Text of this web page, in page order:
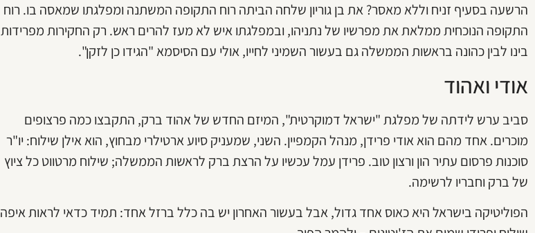
הרשעה בסעיף זניח וללא מאסר? את בן גוריון שלחה הביתה רוח התקופה המשתנה ומפלגתו שמאסה בו. רוח
התקופה הנוכחית ממלאת את מפרשיו של נתניהו, ובמפלגתו איש לא מעז להרים ראש. רק החקירות מפרידות
בינו לבין כהונה בראשות הממשלה גם בעשור השמיני לחייו, אולי עם הסיסמא "הגידו כן לזקן".
אודי ואהוד
סביב ערש לידתה של מפלגת "ישראל דמוקרטית", המיזם החדש של אהוד ברק, התקבצו כמה פרצופים
מוכרים. אחד מהם הוא אודי פרידן, מנהל הקמפיין. השני, שמעניק סיוע ארטילרי מבחוץ, הוא אילן שילוח: יו"ר
סוכנות פרסום עתיר הון ורצון טוב. פרידן עמל עכשיו על הרצת ברק לראשות הממשלה; שילוח מרטווט כל ציוץ
של ברק וחבריו לרשימה.
הפוליטיקה בישראל היא כאוס אחד גדול, אבל בעשור האחרון יש בה כלל ברזל אחד: תמיד כדאי לראות איפה